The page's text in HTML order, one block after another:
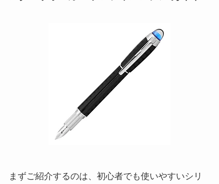
まずご紹介するのは、初心者でも使いやすいシリ